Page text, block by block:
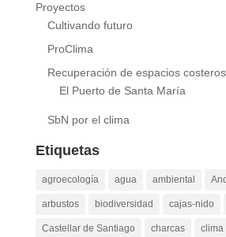
Proyectos
Cultivando futuro
ProClima
Recuperación de espacios
El Puerto de Santa María
SbN por el clima
Etiquetas
agroecología agua ambiental
arbustos biodiversidad cajas-nido
Castellar de Santiago charcas clima